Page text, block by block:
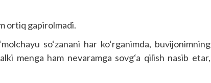
ortiq gapirolmadi.
so‘zanani har ko‘rganimda, buvijonimning
menga ham nevaramga sovg‘a qilish nasib etar,